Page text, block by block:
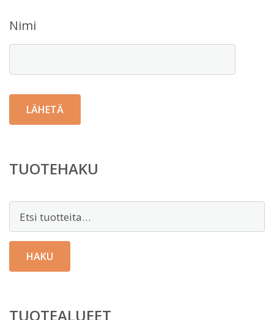
Nimi
TUOTEHAKU
HAKU
TUOTEALUEET